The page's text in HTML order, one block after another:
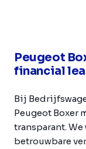
Peugeot
financial
Bij
Peugeot Boxer
transparant. We
betrouwbare